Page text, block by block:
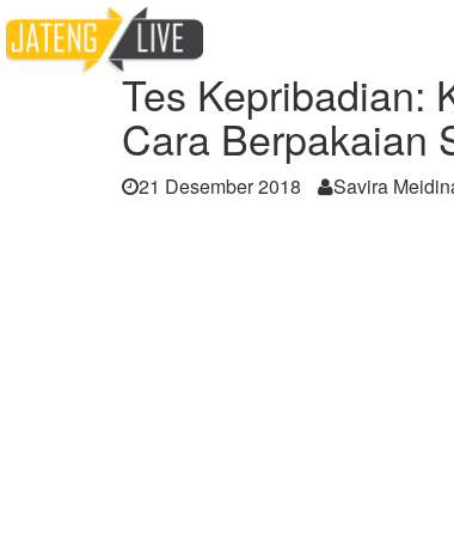
Home Tes Kepribadian:
Tes Kepribadian:
Cara Berpakaian
21 Desember 2018 Savira